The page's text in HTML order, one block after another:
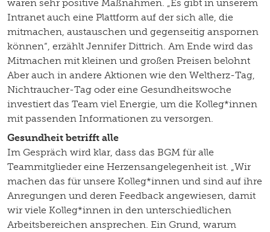
waren sehr positive Maßnahmen. „Es gibt in unserem
Intranet auch eine Plattform auf der sich alle, die
mitmachen, austauschen und gegenseitig anspornen
können“, erzählt Jennifer Dittrich. Am Ende wird das
Mitmachen mit kleinen und großen Preisen belohnt
Aber auch in andere Aktionen wie den Weltherz-Tag,
Nichtraucher-Tag oder eine Gesundheitswoche
investiert das Team viel Energie, um die Kolleg*innen
mit passenden Informationen zu versorgen.
Gesundheit betrifft alle
Im Gespräch wird klar, dass das BGM für alle
Teammitglieder eine Herzensangelegenheit ist. „Wir
machen das für unsere Kolleg*innen und sind auf ihre
Anregungen und deren Feedback angewiesen, damit
wir viele Kolleg*innen in den unterschiedlichen
Arbeitsbereichen ansprechen. Ein Grund, warum